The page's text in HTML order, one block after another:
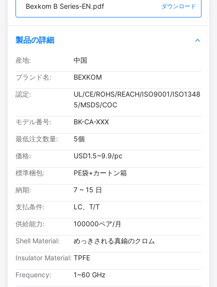
Bexkom B Series-EN.pdf ダウンロード
製品の詳細
産地: 中国
ブランド名: BEXKOM
認定:
UL/CE/ROHS/REACH/ISO9001/ISO1348
5/MSDS/COC
モデル番号: BK-CA-XXX
最低注文数量: 5個
価格: USD1.5~9.9/pc
標準梱包: PE袋+カートン箱
納期: 7 ~ 15 日
支払条件: LC、T/T
供給能力: 100000ペア/月
Shell Material: めっきされる真鍮のクロム
Insulator Material: TPFE
Frequency: 1~60 GHz